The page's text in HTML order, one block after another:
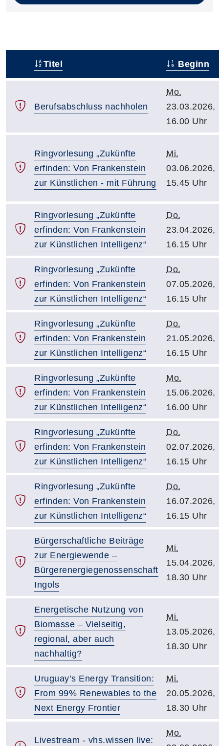
Titel Beginn
Berufsabschluss nachholen
Mo.
23.03.2026,
16.00 Uhr
Ringvorlesung „Zukünfte
erfinden: Von Frankenstein
zur Künstlichen - mit Führung
Mi.
03.06.2026,
15.45 Uhr
Ringvorlesung „Zukünfte
erfinden: Von Frankenstein
zur Künstlichen Intelligenz“
Do.
23.04.2026,
16.15 Uhr
Ringvorlesung „Zukünfte
erfinden: Von Frankenstein
zur Künstlichen Intelligenz“
Do.
07.05.2026,
16.15 Uhr
Ringvorlesung „Zukünfte
erfinden: Von Frankenstein
zur Künstlichen Intelligenz“
Do.
21.05.2026,
16.15 Uhr
Ringvorlesung „Zukünfte
erfinden: Von Frankenstein
zur Künstlichen Intelligenz“
Mo.
15.06.2026,
16.00 Uhr
Ringvorlesung „Zukünfte
erfinden: Von Frankenstein
zur Künstlichen Intelligenz“
Do.
02.07.2026,
16.15 Uhr
Ringvorlesung „Zukünfte
erfinden: Von Frankenstein
zur Künstlichen Intelligenz“
Do.
16.07.2026,
16.15 Uhr
Bürgerschaftliche Beiträge
zur Energiewende –
Bürgerenergiegenossenschaft
Ingols
Mi.
15.04.2026,
18.30 Uhr
Energetische Nutzung von
Biomasse – Vielseitig,
regional, aber auch
nachhaltig?
Mi.
13.05.2026,
18.30 Uhr
Uruguay’s Energy Transition:
From 99% Renewables to the
Next Energy Frontier
Mi.
20.05.2026,
18.30 Uhr
Livestream - vhs.wissen live:
Mo.